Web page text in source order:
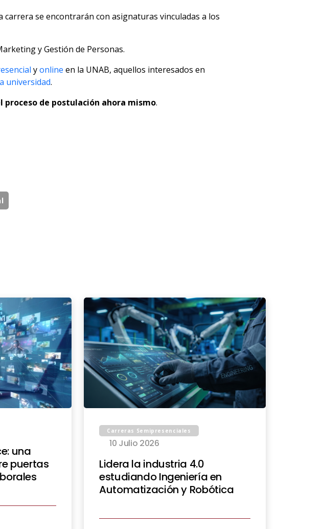
carrera se encontrarán con asignaturas vinculadas a los
y Gestión de Personas.
yonline en la UNAB, aquellos interesados en
universidad.
proceso de postulación ahora mismo.
una
puertas
Carreras Semipresenciales
10 Julio 2026
Lidera la industria 4.0
estudiando Ingeniería en
Automatización y Robótica